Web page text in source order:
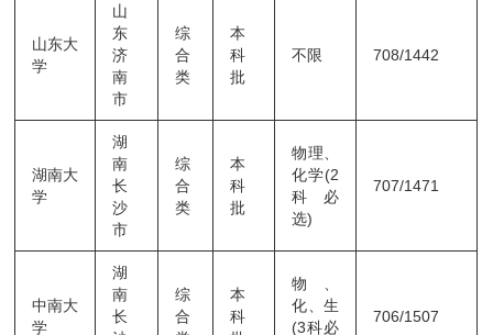
山东大
学
山
东
济
南
市
综
合
类
本
科
批
不限 708/1442
湖南大
学
湖
南
长
沙
市
综
合
类
本
科
批
物理、
化学(2
科必
选)
707/1471
中南大
学
湖
南
长
综
合
本
科
物、
化、生
(3科必
706/1507